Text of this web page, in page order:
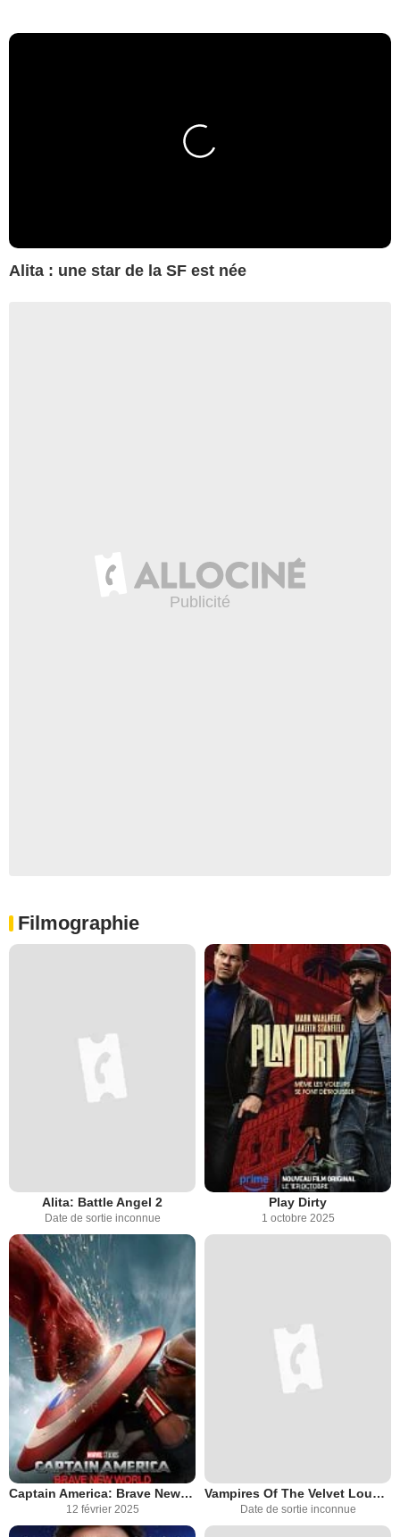
Alita : une star de la SF est née
Filmographie
Alita: Battle Angel 2
Date de sortie inconnue
Play Dirty
1 octobre 2025
Captain America: Brave New World
12 février 2025
Vampires Of The Velvet Lounge
Date de sortie inconnue